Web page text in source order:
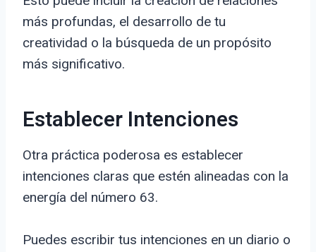
más profundas, el desarrollo de tu
creatividad o la búsqueda de un propósito
más significativo.
Establecer Intenciones
Otra práctica poderosa es establecer
intenciones claras que estén alineadas con la
energía del número 63.
Puedes escribir tus intenciones en un diario o